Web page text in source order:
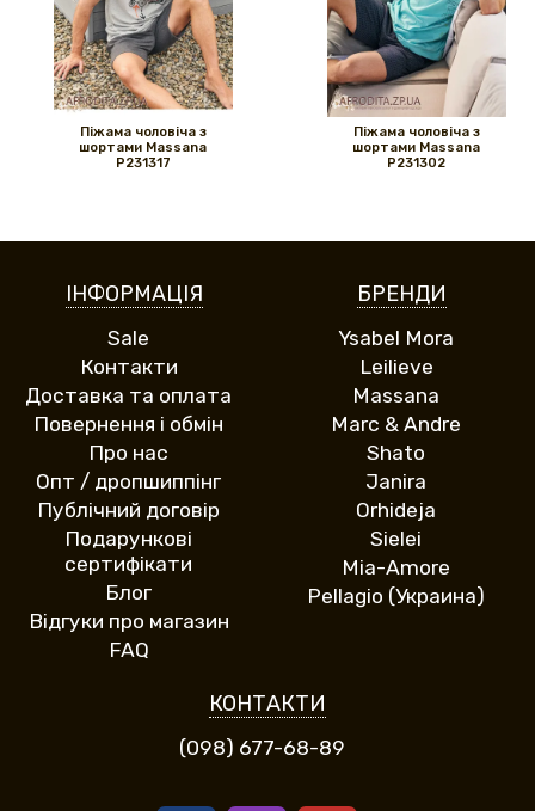
Піжама чоловіча з
шортами Massana
P231317
Піжама чоловіча з
шортами Massana
P231302
ІНФОРМАЦІЯ
Sale
Контакти
Доставка та оплата
Повернення і обмін
Про нас
Опт / дропшиппінг
Публічний договір
Подарункові
сертифікати
Блог
Відгуки про магазин
FAQ
БРЕНДИ
Ysabel Mora
Leilieve
Massana
Marc & Andre
Shato
Janira
Orhideja
Sielei
Mia-Amore
Pellagio (Украина)
КОНТАКТИ
(098) 677-68-89